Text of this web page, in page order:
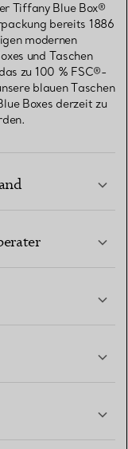
Tiffany Blue Box®
bereits 1886
modernen
und Taschen
zu 100 % FSC®-
blauen Taschen
Boxes derzeit zu